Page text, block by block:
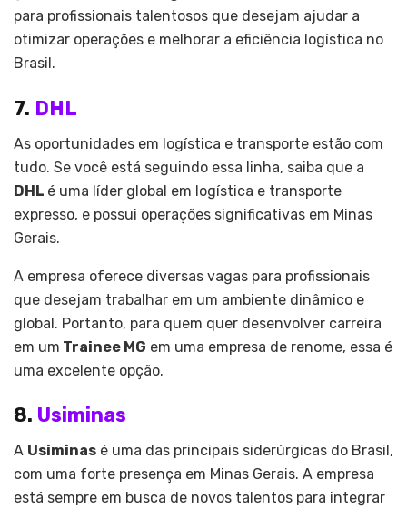
para profissionais talentosos que desejam ajudar a
otimizar operações e melhorar a eficiência logística no
Brasil.
7. DHL
As oportunidades em logística e transporte estão com
tudo. Se você está seguindo essa linha, saiba que a
DHL é uma líder global em logística e transporte
expresso, e possui operações significativas em Minas
Gerais.
A empresa oferece diversas vagas para profissionais
que desejam trabalhar em um ambiente dinâmico e
global. Portanto, para quem quer desenvolver carreira
em um Trainee MG em uma empresa de renome, essa é
uma excelente opção.
8. Usiminas
A Usiminas é uma das principais siderúrgicas do Brasil,
com uma forte presença em Minas Gerais. A empresa
está sempre em busca de novos talentos para integrar